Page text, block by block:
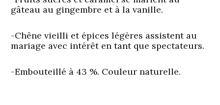
gâteau au gingembre et à la vanille.
-Chêne vieilli et épices légères assistent au
mariage avec intérêt en tant que spectateurs.
-Embouteillé à 43 %. Couleur naturelle.